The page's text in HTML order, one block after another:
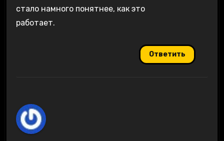
стало намного понятнее, как это
работает.
Ответить